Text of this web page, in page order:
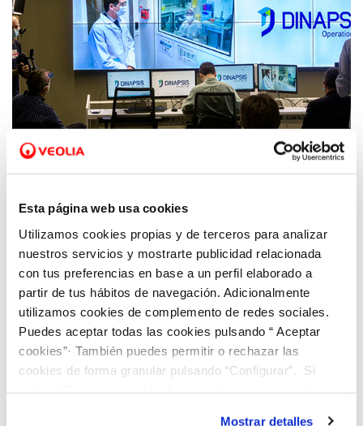
Esta página web usa cookies
Utilizamos cookies propias y de terceros para analizar
nuestros servicios y mostrarte publicidad relacionada
con tus preferencias en base a un perfil elaborado a
partir de tus hábitos de navegación. Adicionalmente
utilizamos cookies de complemento de redes sociales.
Puedes aceptar todas las cookies pulsando “ Aceptar
cookies”· También puedes permitir o rechazar las
cookies de forma granular pulsando “Configurar”. Si
Mostrar detalles
11 JUN 2020
Sentinel para la detección de Covid-19 en las
aguas residuales